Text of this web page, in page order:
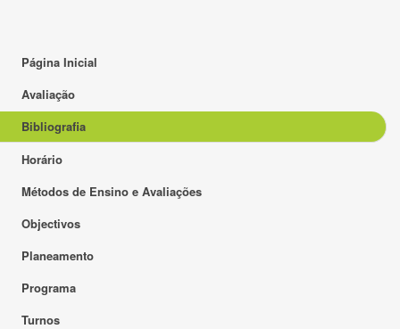
Página Inicial
Avaliação
Bibliografia
Horário
Métodos de Ensino e Avaliações
Objectivos
Planeamento
Programa
Turnos